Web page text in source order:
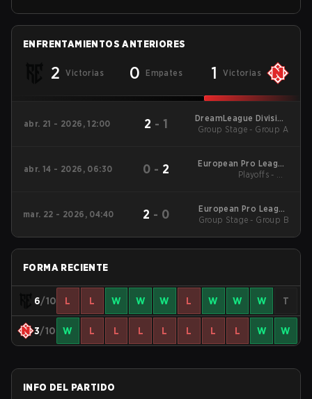
ENFRENTAMIENTOS ANTERIORES
2 Victorias 0 Empates 1 Victorias
abr. 21 - 2026, 12:00 2 - 1
DreamLeague Division
2
Group Stage - Group A
abr. 14 - 2026, 06:30 0 - 2
European Pro League
Season 36 2026
Playoffs - UB
mar. 22 - 2026, 04:40 2 - 0
European Pro League
Season 35 2026
Group Stage - Group B
FORMA RECIENTE
6/10 L L W W W L W W W T
3/10 W L L L L L L L W W
INFO DEL PARTIDO